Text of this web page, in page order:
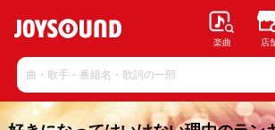
楽曲 店